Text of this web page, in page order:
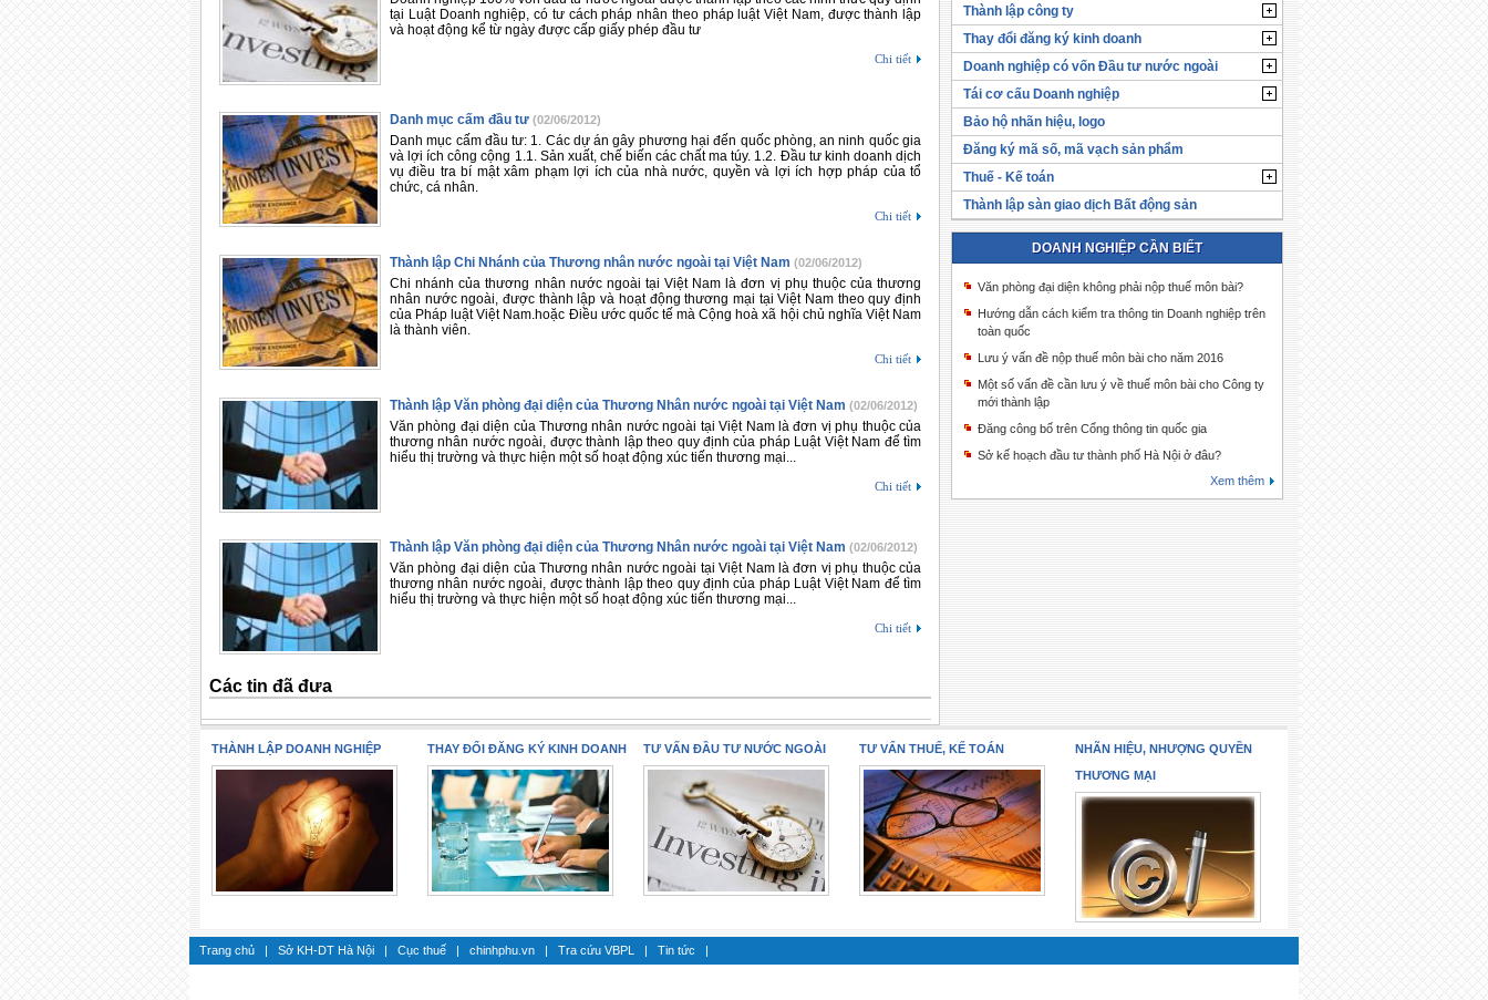
tại Luật Doanh nghiệp, có tư cách pháp nhân theo pháp luật Việt Nam, được thành lập
và hoạt động kể từ ngày được cấp giấy phép đầu tư
Chi tiết
Danh mục cấm đầu tư (02/06/2012)
Danh mục cấm đầu tư: 1. Các dự án gây phương hại đến quốc phòng, an ninh quốc gia
và lợi ích công cộng 1.1. Sản xuất, chế biến các chất ma túy. 1.2. Đầu tư kinh doanh dịch
vụ điều tra bí mật xâm phạm lợi ích của nhà nước, quyền và lợi ích hợp pháp của tổ
chức, cá nhân.
Chi tiết
Thành lập Chi Nhánh của Thương nhân nước ngoài tại Việt Nam (02/06/2012)
Chi nhánh của thương nhân nước ngoài tại Việt Nam là đơn vị phụ thuộc của thương
nhân nước ngoài, được thành lập và hoạt động thương mại tại Việt Nam theo quy định
của Pháp luật Việt Nam.hoặc Điều ước quốc tế mà Cộng hoà xã hội chủ nghĩa Việt Nam
là thành viên.
Chi tiết
Thành lập Văn phòng đại diện của Thương Nhân nước ngoài tại Việt Nam (02/06/2012)
Văn phòng đại diện của Thương nhân nước ngoài tại Việt Nam là đơn vị phụ thuộc của
thương nhân nước ngoài, được thành lập theo quy định của pháp Luật Việt Nam để tìm
hiểu thị trường và thực hiện một số hoạt động xúc tiến thương mại...
Chi tiết
Thành lập Văn phòng đại diện của Thương Nhân nước ngoài tại Việt Nam (02/06/2012)
Văn phòng đại diện của Thương nhân nước ngoài tại Việt Nam là đơn vị phụ thuộc của
thương nhân nước ngoài, được thành lập theo quy định của pháp Luật Việt Nam để tìm
hiểu thị trường và thực hiện một số hoạt động xúc tiến thương mại...
Chi tiết
Các tin đã đưa
Thành lập công ty
Thay đổi đăng ký kinh doanh
Doanh nghiệp có vốn Đầu tư nước ngoài
Tái cơ cấu Doanh nghiệp
Bảo hộ nhãn hiệu, logo
Đăng ký mã số, mã vạch sản phẩm
Thuế - Kế toán
Thành lập sàn giao dịch Bất động sản
DOANH NGHIỆP CẦN BIẾT
Văn phòng đại diện không phải nộp thuế môn bài?
Hướng dẫn cách kiểm tra thông tin Doanh nghiệp trên
toàn quốc
Lưu ý vấn đề nộp thuế môn bài cho năm 2016
Một số vấn đề cần lưu ý về thuế môn bài cho Công ty
mới thành lập
Đăng công bố trên Cổng thông tin quốc gia
Sở kế hoạch đầu tư thành phố Hà Nội ở đâu?
Xem thêm
THÀNH LẬP DOANH NGHIỆP THAY ĐỔI ĐĂNG KÝ KINH DOANH TƯ VẤN ĐẦU TƯ NƯỚC NGOÀI TƯ VẤN THUẾ, KẾ TOÁN
NHÃN HIỆU, NHƯỢNG QUYỀN
THƯƠNG MẠI
Trang chủ | Sở KH-DT Hà Nội | Cục thuế | chinhphu.vn | Tra cứu VBPL | Tin tức |